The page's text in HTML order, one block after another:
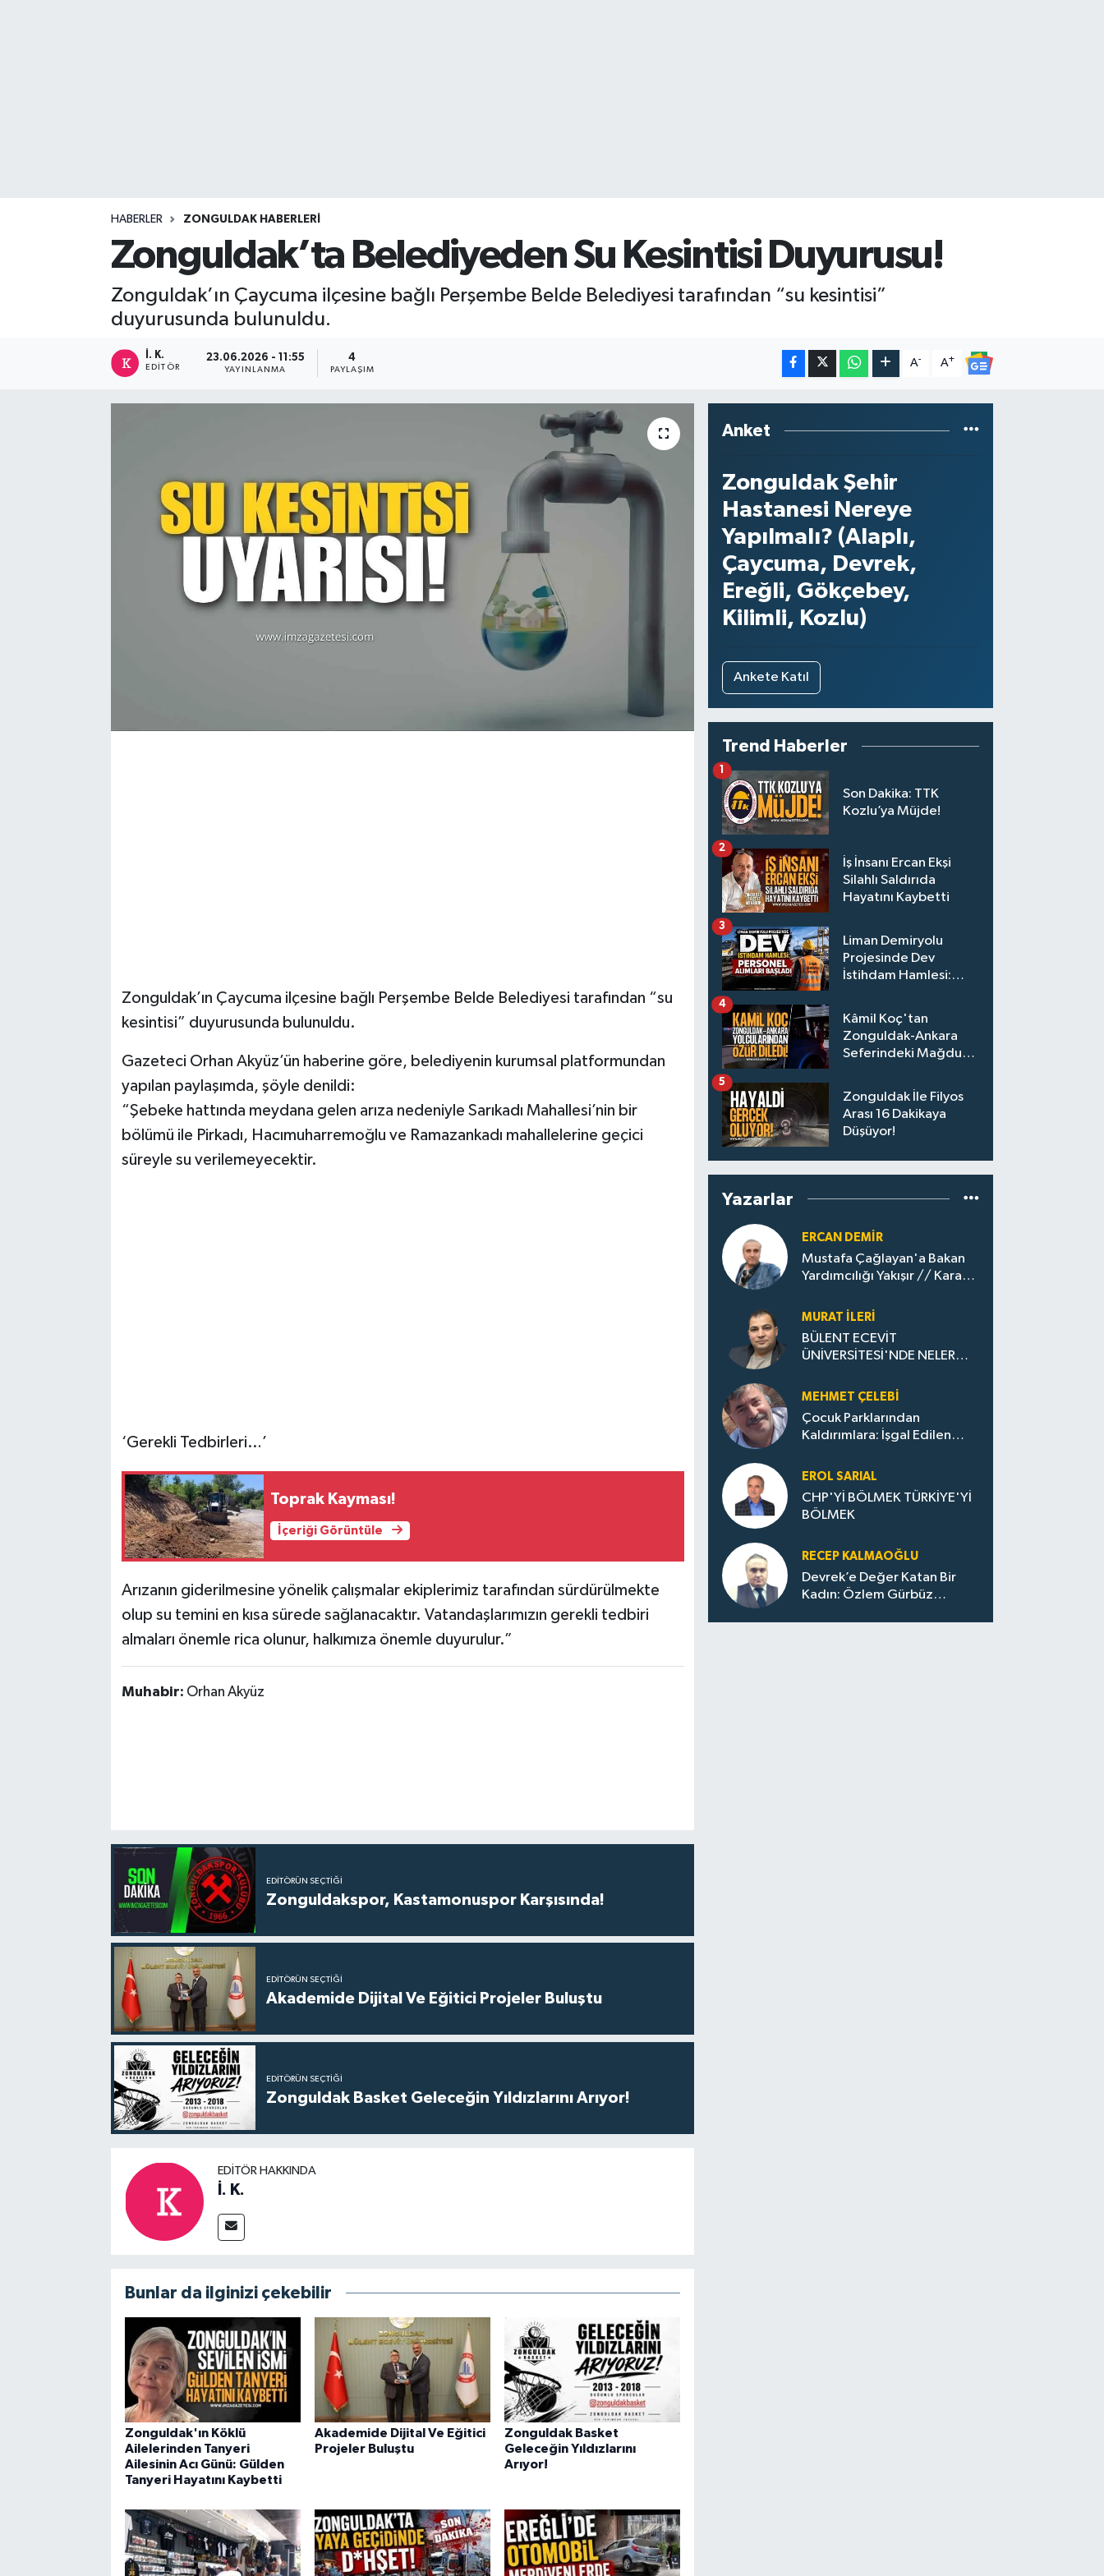
HABERLER ZONGULDAK HABERLERI
Zonguldak’ta Belediyeden Su Kesintisi Duyurusu!
Zonguldak’ın Çaycuma ilçesine bağlı Perşembe Belde Belediyesi tarafından “su kesintisi”
duyurusunda bulunuldu.
İ. K.
EDITÖR
23.06.2026 - 11:55
YAYINLANMA
4
PAYLAŞIM
A- A+
Zonguldak’ın Çaycuma ilçesine bağlı Perşembe Belde Belediyesi tarafından “su
kesintisi” duyurusunda bulunuldu.
Gazeteci Orhan Akyüz’ün haberine göre, belediyenin kurumsal platformundan
yapılan paylaşımda, şöyle denildi:
“Şebeke hattında meydana gelen arıza nedeniyle Sarıkadı Mahallesi’nin bir
bölümü ile Pirkadı, Hacımuharremoğlu ve Ramazankadı mahallelerine geçici
süreyle su verilemeyecektir.
‘Gerekli Tedbirleri…’
Toprak Kayması!
İçeriği Görüntüle
Arızanın giderilmesine yönelik çalışmalar ekiplerimiz tarafından sürdürülmekte
olup su temini en kısa sürede sağlanacaktır. Vatandaşlarımızın gerekli tedbiri
almaları önemle rica olunur, halkımıza önemle duyurulur.”
Muhabir: Orhan Akyüz
EDITÖRÜN SEÇTIĞI
Zonguldakspor, Kastamonuspor Karşısında!
EDITÖRÜN SEÇTIĞI
Akademide Dijital Ve Eğitici Projeler Buluştu
EDITÖRÜN SEÇTIĞI
Zonguldak Basket Geleceğin Yıldızlarını Arıyor!
EDITÖR HAKKINDA
İ. K.
Bunlar da ilginizi çekebilir
Zonguldak'ın Köklü
Ailelerinden Tanyeri
Ailesinin Acı Günü: Gülden
Tanyeri Hayatını Kaybetti
Akademide Dijital Ve Eğitici
Projeler Buluştu
Zonguldak Basket
Geleceğin Yıldızlarını
Arıyor!
Anket
Zonguldak Şehir
Hastanesi Nereye
Yapılmalı? (Alaplı,
Çaycuma, Devrek,
Ereğli, Gökçebey,
Kilimli, Kozlu)
Ankete Katıl
Trend Haberler
Son Dakika: TTK
Kozlu’ya Müjde!
1
İş İnsanı Ercan Ekşi
Silahlı Saldırıda
Hayatını Kaybetti
2
Liman Demiryolu
Projesinde Dev
İstihdam Hamlesi:
3
Kâmil Koç'tan
Zonguldak-Ankara
Seferindeki Mağdur
4
Zonguldak İle Filyos
Arası 16 Dakikaya
Düşüyor!
5
Yazarlar
ERCAN DEMIR
Mustafa Çağlayan'a Bakan
Yardımcılığı Yakışır // ​Kara
Zonguldak'ın Dönüşümü..
MURAT İLERI
BÜLENT ECEVİT
ÜNİVERSİTESİ'NDE NELER
MEHMET ÇELEBI
Çocuk Parklarından
Kaldırımlara: İşgal Edilen
Evler Çöp Dolu
EROL SARIAL
CHP'Yİ BÖLMEK TÜRKİYE'Yİ
BÖLMEK
RECEP KALMAOĞLU
Devrek’e Değer Katan Bir
Kadın: Özlem Gürbüz
KASTAMONU